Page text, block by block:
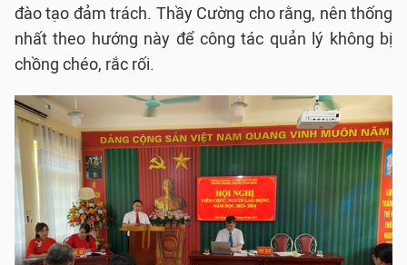
đào tạo đảm trách. Thầy Cường cho rằng, nên thống
nhất theo hướng này để công tác quản lý không bị
chồng chéo, rắc rối.